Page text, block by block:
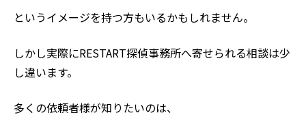
というイメージを持つ方もいるかもしれません。
しかし実際にRESTART探偵事務所へ寄せられる相談は少
し違います。
多くの依頼者様が知りたいのは、